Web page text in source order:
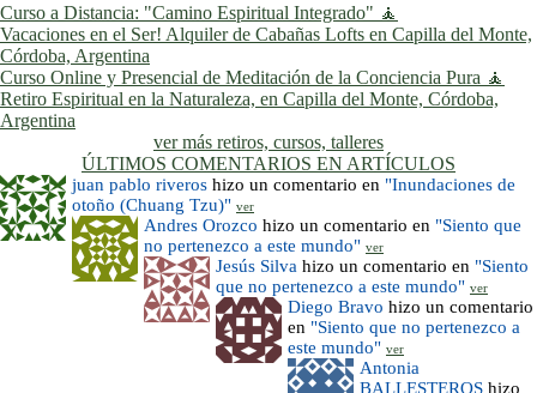
Curso a Distancia: "Camino Espiritual Integrado" 🧘
Vacaciones en el Ser! Alquiler de Cabañas Lofts en Capilla del Monte,
Córdoba, Argentina
Curso Online y Presencial de Meditación de la Conciencia Pura 🧘
Retiro Espiritual en la Naturaleza, en Capilla del Monte, Córdoba,
Argentina
ver más retiros, cursos, talleres
ÚLTIMOS COMENTARIOS EN ARTÍCULOS
juan pablo riveros hizo un comentario en "Inundaciones de
otoño (Chuang Tzu)" ver
Andres Orozco hizo un comentario en "Siento que
no pertenezco a este mundo" ver
Jesús Silva hizo un comentario en "Siento
que no pertenezco a este mundo" ver
Diego Bravo hizo un comentario
en "Siento que no pertenezco a
este mundo" ver
Antonia
BALLESTEROS hizo